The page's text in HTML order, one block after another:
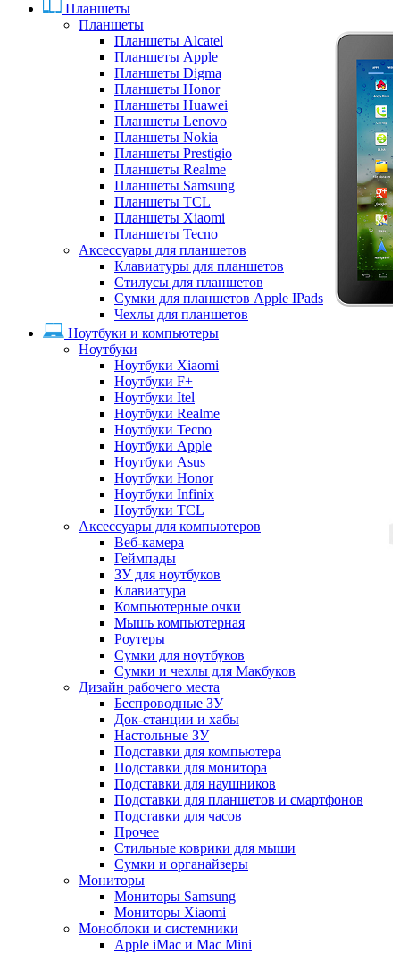
Планшеты
Планшеты
Планшеты Alcatel
Планшеты Apple
Планшеты Digma
Планшеты Honor
Планшеты Huawei
Планшеты Lenovo
Планшеты Nokia
Планшеты Prestigio
Планшеты Realme
Планшеты Samsung
Планшеты TCL
Планшеты Xiaomi
Планшеты Tecno
Аксессуары для планшетов
Клавиатуры для планшетов
Стилусы для планшетов
Сумки для планшетов Apple IPads
Чехлы для планшетов
Ноутбуки и компьютеры
Ноутбуки
Ноутбуки Xiaomi
Ноутбуки F+
Ноутбуки Itel
Ноутбуки Realme
Ноутбуки Tecno
Ноутбуки Apple
Ноутбуки Asus
Ноутбуки Honor
Ноутбуки Infinix
Ноутбуки TCL
Аксессуары для компьютеров
Веб-камера
Геймпады
ЗУ для ноутбуков
Клавиатура
Компьютерные очки
Мышь компьютерная
Роутеры
Сумки для ноутбуков
Сумки и чехлы для Макбуков
Дизайн рабочего места
Беспроводные ЗУ
Док-станции и хабы
Настольные ЗУ
Подставки для компьютера
Подставки для монитора
Подставки для наушников
Подставки для планшетов и смартфонов
Подставки для часов
Прочее
Стильные коврики для мыши
Сумки и органайзеры
Мониторы
Мониторы Samsung
Мониторы Xiaomi
Моноблоки и системники
Apple iMac и Mac Mini